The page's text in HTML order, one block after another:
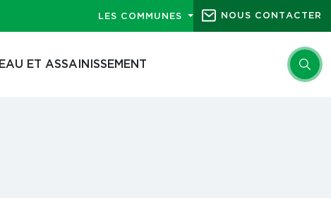
LES COMMUNES NOUS CONTACTER
EAU ET ASSAINISSEMENT